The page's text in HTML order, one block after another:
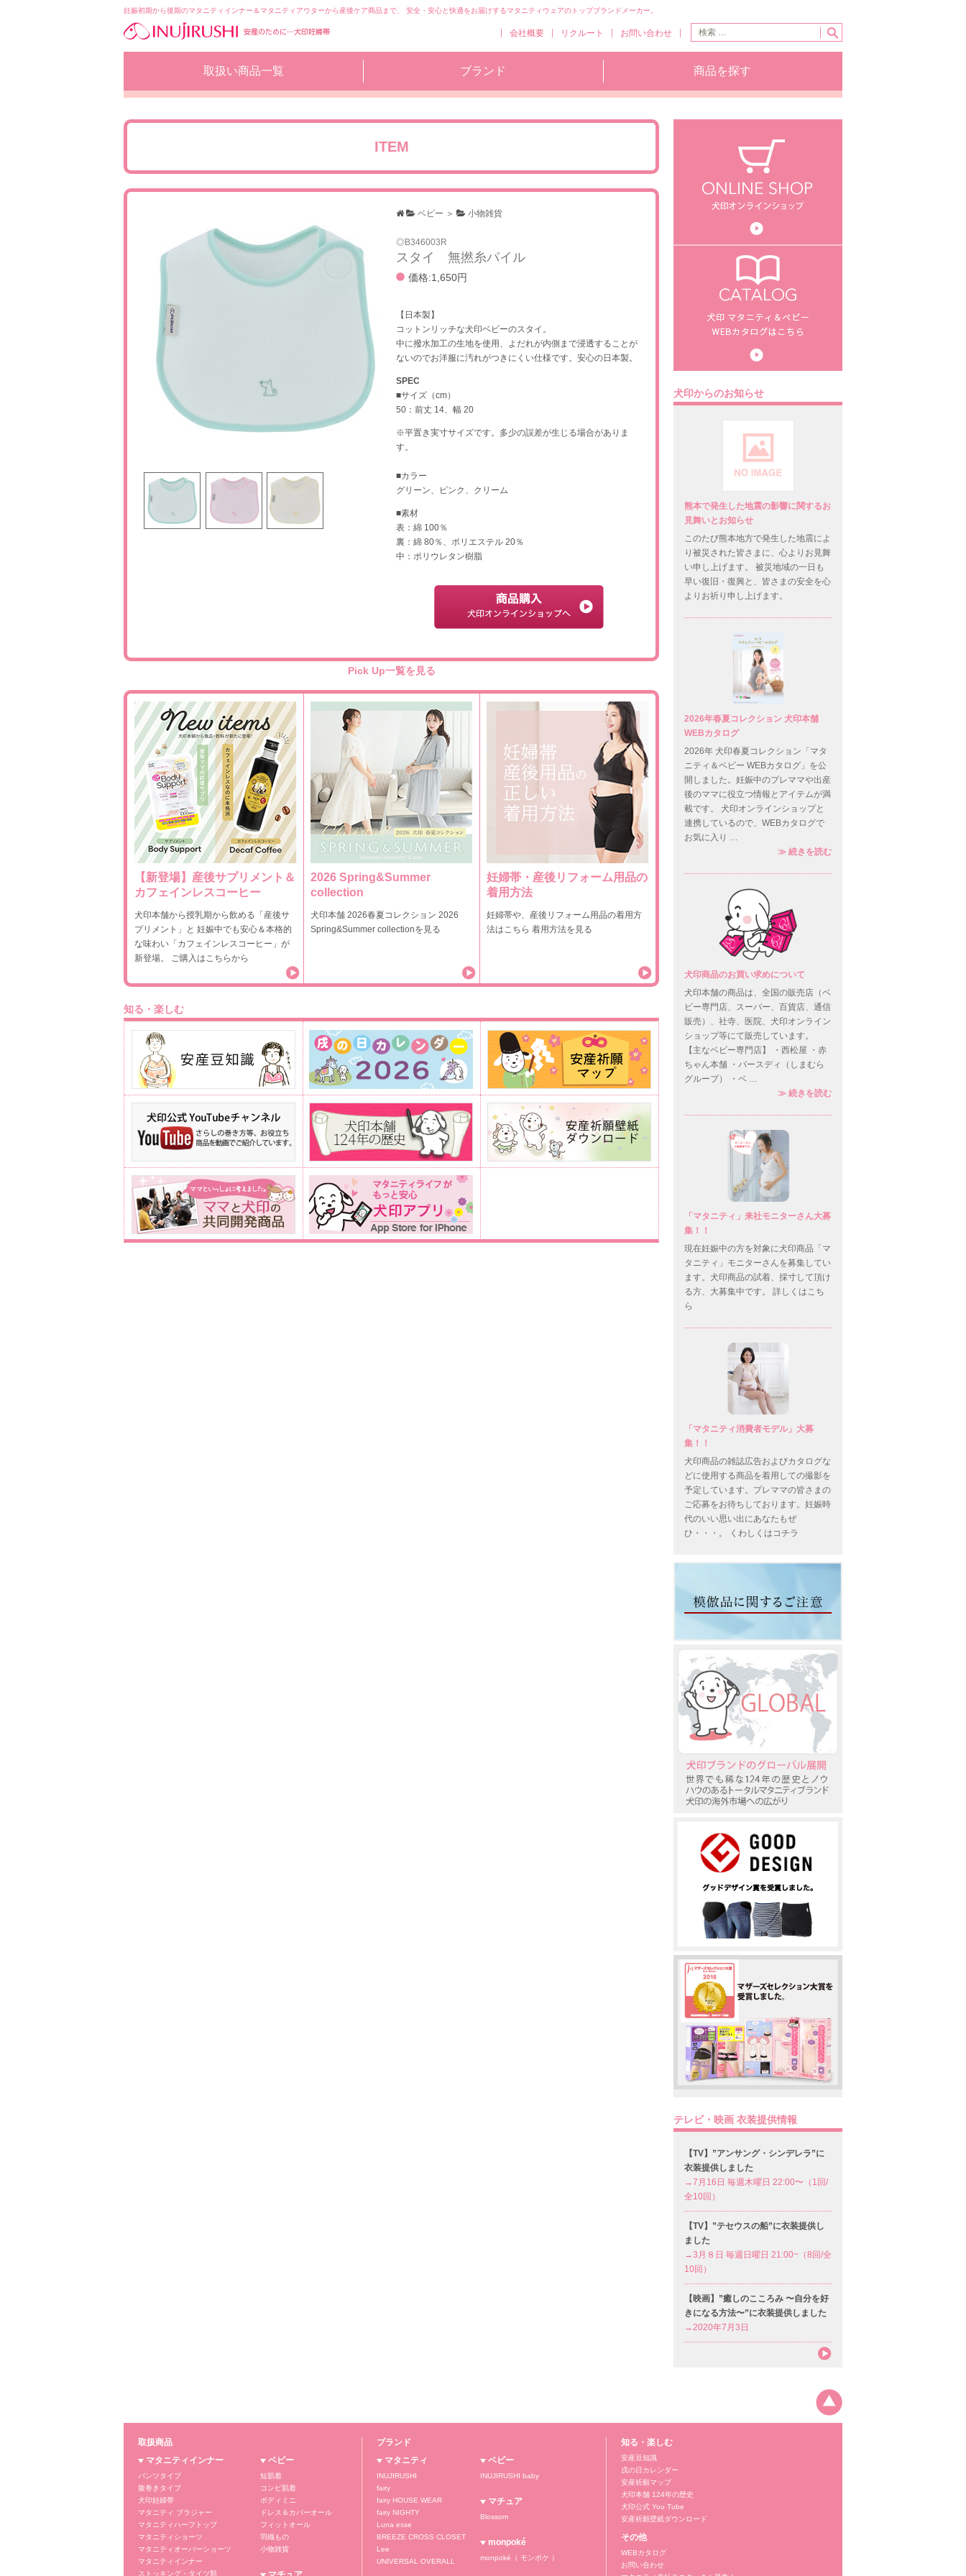
妊娠初期から後期のマタニティインナー＆マタニティアウターから産後ケア商品まで、 安全・安心と快適をお届けするマタニティウェアのトップブランドメーカー。
コ
ン
へ
会社概要 リクルート お問い合わせ
取扱い商品一覧 ブランド 商品を探す
ITEM
ベビー ＞ 小物雑貨
B346003R
スタイ 無撚糸パイル
価格:1,650円
【日本製】
コットンリッチな犬印ベビーのスタイ。
中に撥水加工の生地を使用、よだれが内側まで浸透することが
ないのでお洋服に汚れがつきにくい仕様です。安心の日本製。
SPEC
■サイズ（cm）
50：前丈 14、幅 20
※平置き実寸サイズです。多少の誤差が生じる場合がありま
す。
■カラー
グリーン、ピンク、クリーム
■素材
表：綿 100％
裏：綿 80％、ポリエステル 20％
中：ポリウレタン樹脂
Pick Up一覧を見る
【新登場】産後サプリメント＆
カフェインレスコーヒー
犬印本舗から授乳期から飲める「産後サ
プリメント」と 妊娠中でも安心＆本格的
な味わい「カフェインレスコーヒー」が
新登場。 ご購入はこちらから
2026 Spring&Summer
collection
犬印本舗 2026春夏コレクション 2026
Spring&Summer collectionを見る
妊婦帯・産後リフォーム用品の
着用方法
妊婦帯や、産後リフォーム用品の着用方
法はこちら 着用方法を見る
知る・楽しむ
犬印からのお知らせ
熊本で発生した地震の影響に関するお
見舞いとお知らせ
このたび熊本地方で発生した地震によ
り被災された皆さまに、心よりお見舞
い申し上げます。 被災地域の一日も
早い復旧・復興と、皆さまの安全を心
よりお祈り申し上げます。
2026年春夏コレクション 犬印本舗
WEBカタログ
2026年 犬印春夏コレクション「マタ
ニティ＆ベビー WEBカタログ」を公
開しました。妊娠中のプレママや出産
後のママに役立つ情報とアイテムが満
載です。 犬印オンラインショップと
連携しているので、WEBカタログで
お気に入り …
≫ 続きを読む2026年春夏コレクション 犬印本
犬印商品のお買い求めについて
犬印本舗の商品は、全国の販売店（ベ
ビー専門店、スーパー、百貨店、通信
販売）、社寺、医院、犬印オンライン
ショップ等にて販売しています。
【主なベビー専門店】 ・西松屋 ・赤
ちゃん本舗 ・バースディ（しまむら
グループ） ・ベ …
≫ 続きを読む犬印商品のお買い求めについて
「マタニティ」来社モニターさん大募
集！！
現在妊娠中の方を対象に犬印商品「マ
タニティ」モニターさんを募集してい
ます。犬印商品の試着、採寸して頂け
る方、大募集中です。 詳しくはこち
ら
「マタニティ消費者モデル」大募
集！！
犬印商品の雑誌広告およびカタログな
どに使用する商品を着用しての撮影を
予定しています。プレママの皆さまの
ご応募をお待ちしております。妊娠時
代のいい思い出にあなたもぜ
ひ・・・。 くわしくはコチラ
テレビ・映画 衣装提供情報
【TV】”アンサング・シンデレラ”に
衣装提供しました
→7月16日 毎週木曜日 22:00〜（1回/
全10回）
【TV】”テセウスの船”に衣装提供し
ました
→3月８日 毎週日曜日 21:00~（8回/全
10回）
【映画】”癒しのこころみ 〜自分を好
きになる方法〜”に衣装提供しました
→2020年7月3日
取扱商品
マタニティインナー
パンツタイプ
腹巻きタイプ
犬印妊婦帯
マタニティ ブラジャー
マタニティハーフトップ
マタニティショーツ
マタニティオーバーショーツ
マタニティインナー
ストッキング・タイツ類
ベビー
短肌着
コンビ肌着
ボディミニ
ドレス＆カバーオール
フィットオール
羽織もの
小物雑貨
ブランド
マタニティ
INUJIRUSHI
fairy
fairy HOUSE WEAR
fairy NIGHTY
Luna esse
BREEZE CROSS CLOSET
Lee
UNIVERSAL OVERALL
ベビー
INUJIRUSHI baby
マチュア
Blossom
monpoké
monpoké（ モンポケ ）
知る・楽しむ
安産豆知識
戌の日カレンダー
安産祈願マップ
犬印本舗 124年の歴史
犬印公式 You Tube
安産祈願壁紙ダウンロード
その他
WEBカタログ
お問い合わせ